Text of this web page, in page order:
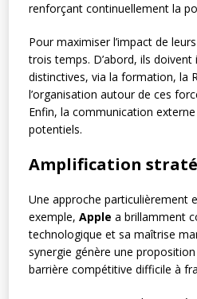
renforçant continuellement la
Pour maximiser l’impact de
trois temps. D’abord, ils
distinctives, via la formation, la
l’organisation autour de ces
Enfin, la communication
potentiels.
Amplification
Une approche particulièrement
exemple, Apple a brillamment
technologique et sa maîtrise
synergie génère une
barrière compétitive difficile à